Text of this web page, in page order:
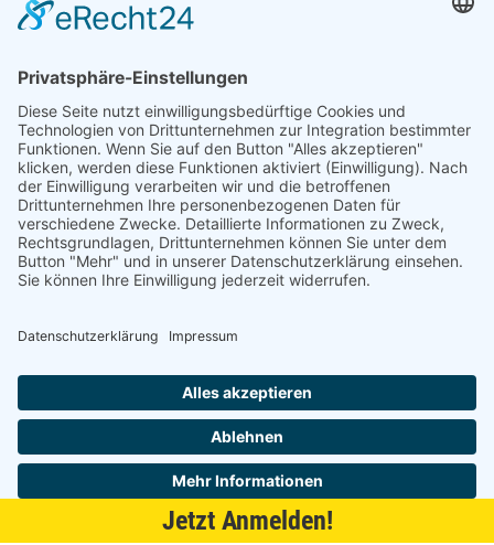
Jetzt Anmelden!
040 / 21 04 04 04-04
glinde@topf-online.de
Öffnungszeiten und mehr
Desktop-Version